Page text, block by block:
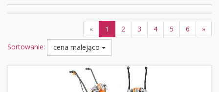
« 1 2 3 4 5 6
»
Sortowanie:
cena malejąco